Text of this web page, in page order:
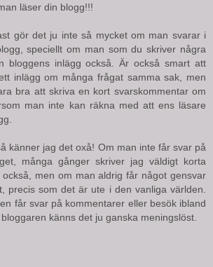
läser din blogg!!!
gör det ju inte så mycket om man svarar i
speciellt om man som du skriver några
bloggens inlägg också. Är också smart att
inlägg om många frågat samma sak, men
bra att skriva en kort svarskommentar om
man inte kan räkna med att ens läsare
känner jag det oxå! Om man inte får svar på
många gånger skriver jag väldigt korta
också, men om man aldrig får något gensvar
precis som det är ute i den vanliga världen.
får svar på kommentarer eller besök ibland
känns det ju ganska meningslöst.